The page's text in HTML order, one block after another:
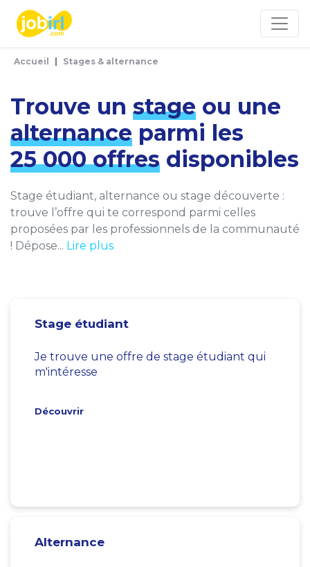
Accueil Stages & alternance
Trouve un stage ou une
alternance parmi les
25 000 offres disponibles
Stage étudiant, alternance ou stage découverte :
trouve l’offre qui te correspond parmi celles
proposées par les professionnels de la communauté
! Dépose... Lire plus
Stage étudiant
Je trouve une offre de stage étudiant qui
m'intéresse
Découvrir
Alternance
Panneau de gestion des cookies